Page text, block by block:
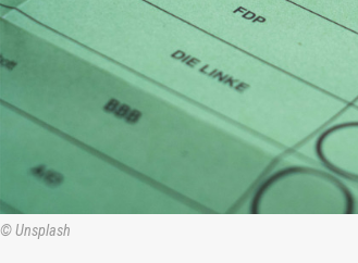
© Unsplash